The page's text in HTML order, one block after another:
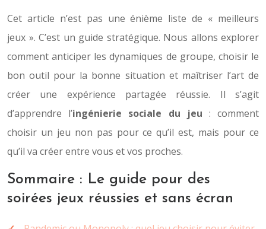
Cet article n’est pas une énième liste de « meilleurs
jeux ». C’est un guide stratégique. Nous allons explorer
comment anticiper les dynamiques de groupe, choisir le
bon outil pour la bonne situation et maîtriser l’art de
créer une expérience partagée réussie. Il s’agit
d’apprendre l’ingénierie sociale du jeu : comment
choisir un jeu non pas pour ce qu’il est, mais pour ce
qu’il va créer entre vous et vos proches.
Sommaire : Le guide pour des
soirées jeux réussies et sans écran